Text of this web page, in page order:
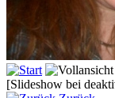
[Slideshow bei